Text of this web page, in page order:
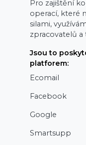
Pro zajištění
operací, které
silami,
zpracovatelů a
Jsou to
platforem:
Ecomail
Facebook
Google
Smartsupp